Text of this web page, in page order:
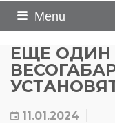
Menu
ЕЩЕ ОДИН
11.01.2024